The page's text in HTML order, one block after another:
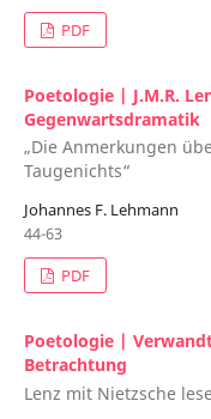
PDF
Poetologie | J.M.R.
Gegenwartsdramatik
„Die Anmerkungen
Taugenichts“
Johannes F. Lehmann
44-63
PDF
Poetologie |
Betrachtung
Lenz mit Nietzsche